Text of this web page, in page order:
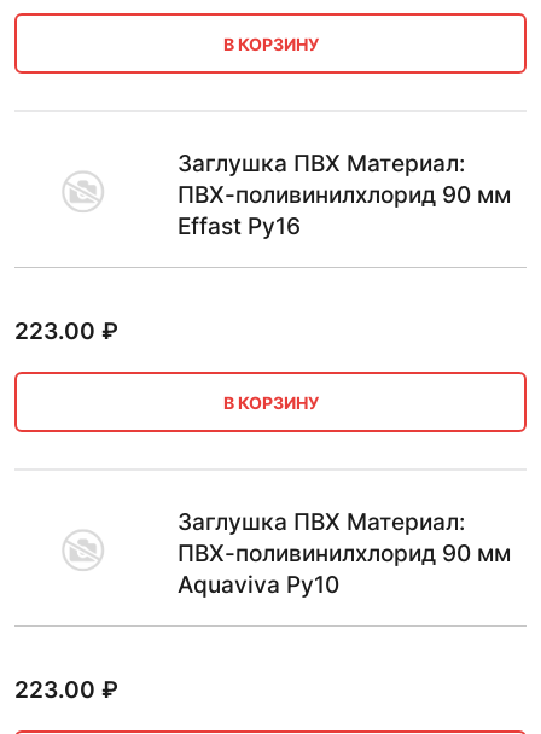
В КОРЗИНУ
Заглушка ПВХ Материал:
ПВХ-поливинилхлорид 90 мм
Effast Ру16
223.00 ₽
В КОРЗИНУ
Заглушка ПВХ Материал:
ПВХ-поливинилхлорид 90 мм
Aquaviva Ру10
223.00 ₽